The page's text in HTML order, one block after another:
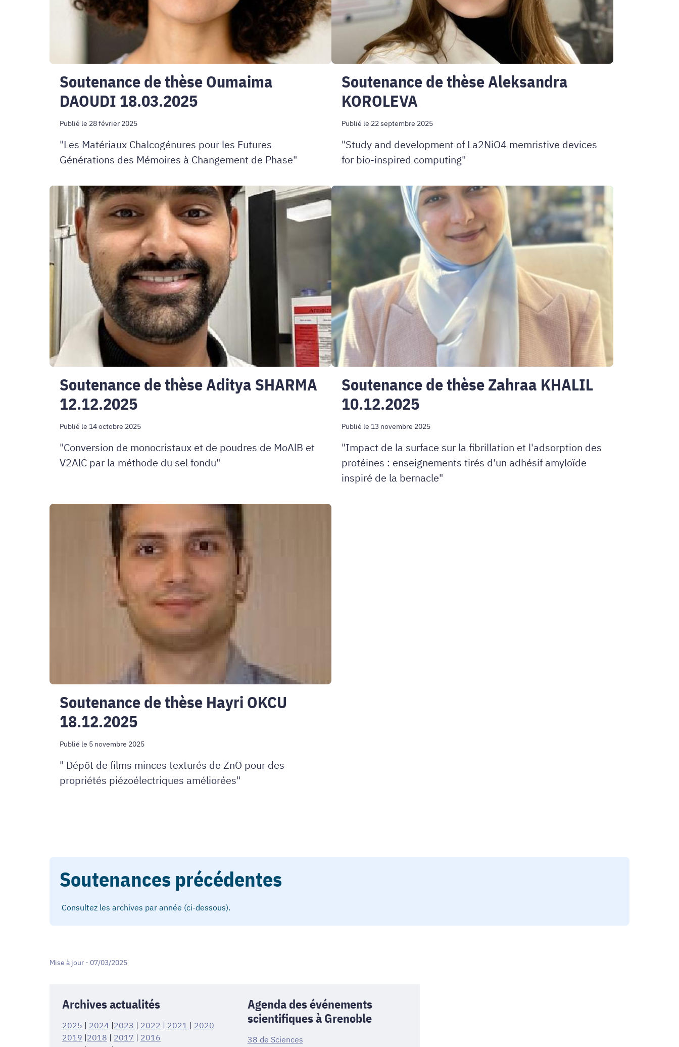
Soutenance de thèse Oumaima
DAOUDI 18.03.2025
Publié le 28 février 2025
"Les Matériaux Chalcogénures pour les Futures
Générations des Mémoires à Changement de Phase"
Soutenance de thèse Aleksandra
KOROLEVA
Publié le 22 septembre 2025
"Study and development of La2NiO4 memristive devices
for bio-inspired computing"
Soutenance
de
thèse
Aditya
SHARMA
12.12.2025
Soutenance de thèse Aditya SHARMA
12.12.2025
Publié le 14 octobre 2025
"Conversion de monocristaux et de poudres de MoAlB et
V2AlC par la méthode du sel fondu"
Soutenance
de
thèse
Zahraa
KHALIL
10.12.2025
Soutenance de thèse Zahraa KHALIL
10.12.2025
Publié le 13 novembre 2025
"Impact de la surface sur la fibrillation et l'adsorption des
protéines : enseignements tirés d'un adhésif amyloïde
inspiré de la bernacle"
Soutenance
18.12.2025
Soutenance de thèse Hayri OKCU
18.12.2025
Publié le 5 novembre 2025
" Dépôt de films minces texturés de ZnO pour des
propriétés piézoélectriques améliorées"
Soutenances précédentes
Consultez les archives par année (ci-dessous).
Mise à jour - 07/03/2025
Archives actualités
2025 | 2024 |2023 | 2022 | 2021 | 2020
2019 |2018 | 2017 | 2016
Agenda des événements
scientifiques à Grenoble
38 de Sciences